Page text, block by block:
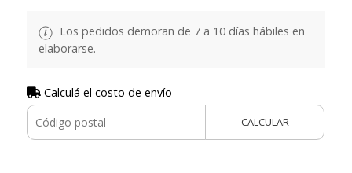
Los pedidos demoran de 7 a 10 días hábiles en
elaborarse.
Calculá el costo de envío
CALCULAR